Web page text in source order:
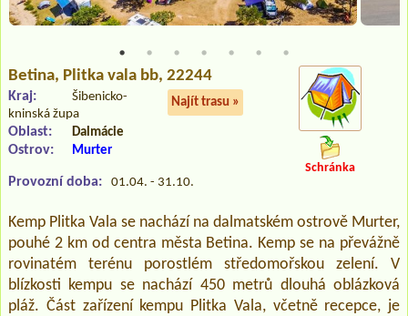
Betina, Plitka vala bb, 22244
Najít trasu »
Kraj:
Šibenicko-
kninská župa
Oblast: Dalmácie
Ostrov: Murter
Provozní doba: 01.04. - 31.10.
Schránka
Kemp Plitka Vala se nachází na dalmatském ostrově Murter,
pouhé 2 km od centra města Betina. Kemp se na převážně
rovinatém terénu porostlém středomořskou zelení. V
blízkosti kempu se nachází 450 metrů dlouhá oblázková
pláž. Část zařízení kempu Plitka Vala, včetně recepce, je